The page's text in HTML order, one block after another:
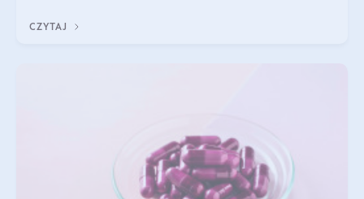
CZYTAJ